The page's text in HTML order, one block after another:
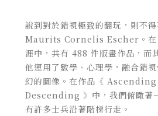
說到對於錯視極致的翻玩，則不
Maurits Cornelis Escher。在
涯中，共有 488 件版畫作品，而
他運用了數學、心理學，融合錯
幻的圖像。在作品 《
Descending 》 中，我們俯瞰著
有許多士兵沿著階梯行走。